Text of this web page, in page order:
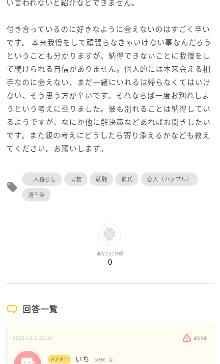
い言われないと紹介などできません。
付き合っているのに好きなように会えないのはすごく辛い
です。 本来我慢をして頑張らなきゃいけない事なんだろう
ということも分かりますが、納得できないことに我慢をし
て続けられる自信がありません。個人的には本来会える相
手なのに会えない、まだ一緒にいれるは帰らなくてはいけ
ない、そう思う方が辛いです。それならば一度お別れしよ
うという考えに至りました。彼も別れることは納得してい
るようですが、なにか他に解決策などあればお聞きしたい
です。また親の考えにどうしたら寄り添えるかなども教え
てください。お願いします。
local_offer
一人暮らし 同棲 就職 彼氏
恋人（カップル）
過干渉
あなたに共感
0
回答一覧
2025.10.2 20:32 違反報告
メンター いち 50代 女